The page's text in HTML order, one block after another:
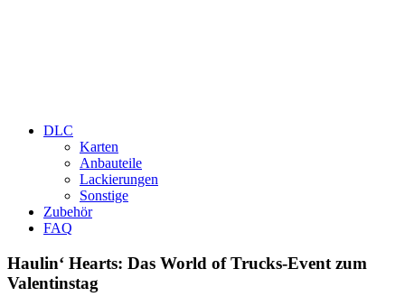
DLC
Karten
Anbauteile
Lackierungen
Sonstige
Zubehör
FAQ
Haulin‘ Hearts: Das World of Trucks-Event zum
Valentinstag